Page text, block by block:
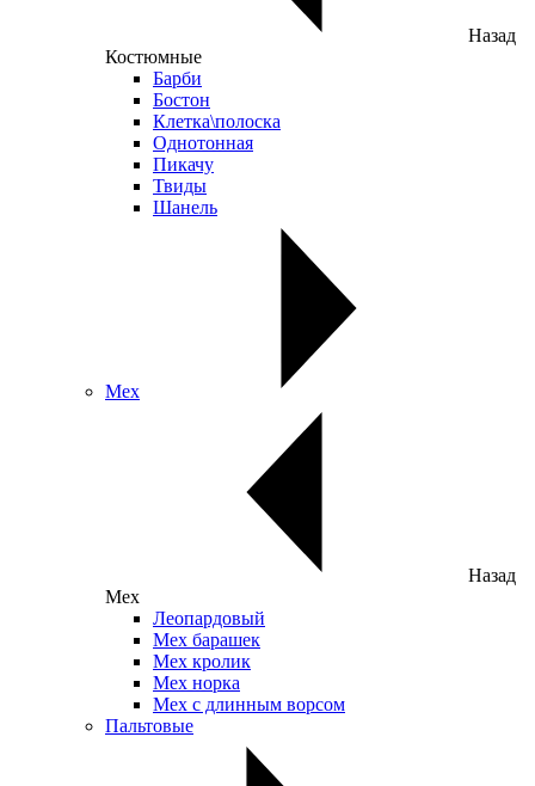
Назад
Костюмные
Барби
Бостон
Клетка\полоска
Однотонная
Пикачу
Твиды
Шанель
Мех
Назад
Мех
Леопардовый
Мех барашек
Мех кролик
Мех норка
Мех с длинным ворсом
Пальтовые